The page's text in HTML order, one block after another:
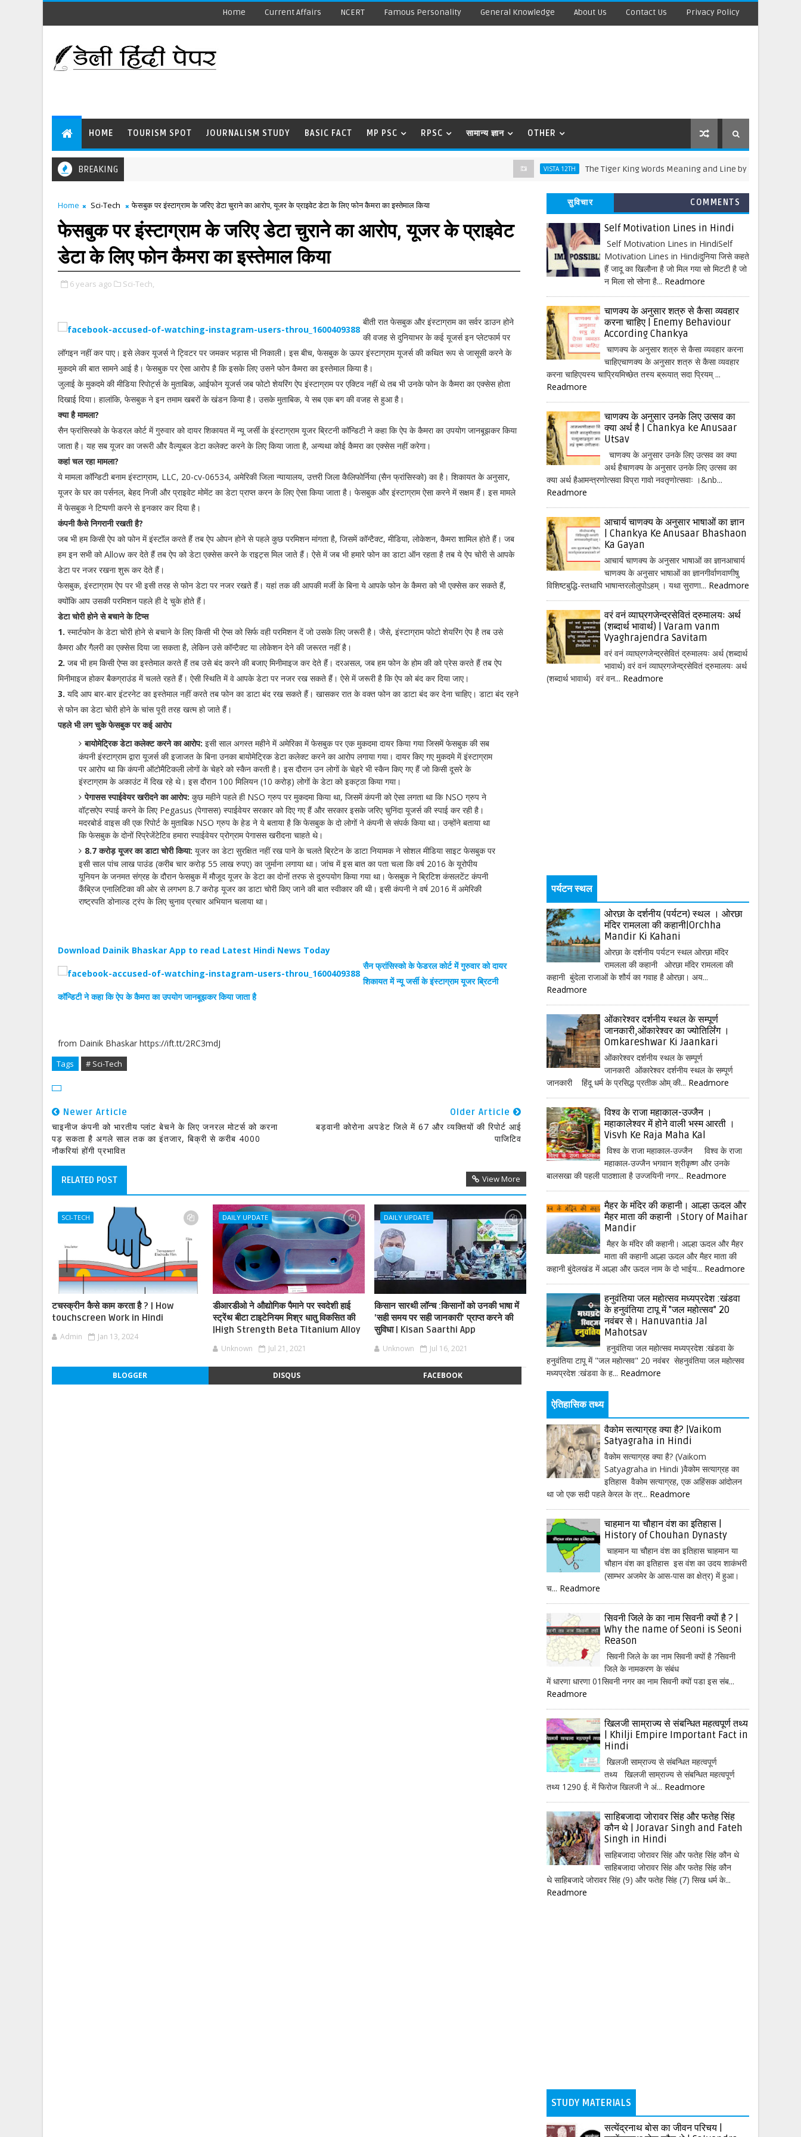
Home Current Affairs NCERT Famous Personality General Knowledge About Us Contact Us Privacy Policy
HOME TOURISM SPOT JOURNALISM STUDY BASIC FACT MP PSC RPSC सामान्य ज्ञान OTHER
BREAKING VISTA 12TH The Tiger King Words Meaning and Line by Line Translation
Home Sci-Tech फेसबुक पर इंस्टाग्राम के जरिए डेटा चुराने का आरोप, यूजर के प्राइवेट डेटा के लिए फोन कैमरा का इस्तेमाल किया
फेसबुक पर इंस्टाग्राम के जरिए डेटा चुराने का आरोप, यूजर के प्राइवेट
डेटा के लिए फोन कैमरा का इस्तेमाल किया
6 years ago Sci-Tech,
बीती रात फेसबुक और इंस्टाग्राम का सर्वर डाउन होने
की वजह से दुनियाभर के कई यूजर्स इन प्लेटफार्म पर
लॉगइन नहीं कर पाए। इसे लेकर यूजर्स ने ट्विटर पर जमकर भड़ास भी निकाली। इस बीच, फेसबुक के ऊपर इंस्टाग्राम यूजर्स की कथित रूप से जासूसी करने के
मुकदमे की बात सामने आई है। फेसबुक पर ऐसा आरोप है कि इसके लिए उसने फोन कैमरा का इस्तेमाल किया है।
जुलाई के मुकदमे की मीडिया रिपोर्ट्स के मुताबिक, आईफोन यूजर्स जब फोटो शेयरिंग ऐप इंस्टाग्राम पर एक्टिव नहीं थे तब भी उनके फोन के कैमरा का एक्सेस होता
दिखाई दिया। हालांकि, फेसबुक ने इन तमाम खबरों के खंडन किया है। उसके मुताबिक, ये सब एक बग की वजह से हुआ है।
क्या है मामला?
सैन फ्रांसिस्को के फेडरल कोर्ट में गुरुवार को दायर शिकायत में न्यू जर्सी के इंस्टाग्राम यूजर ब्रिटनी कॉन्डिटी ने कहा कि ऐप के कैमरा का उपयोग जानबूझकर किया
जाता है। यह सब यूजर का जरूरी और वैल्यूबल डेटा कलेक्ट करने के लिए किया जाता है, अन्यथा कोई कैमरा का एक्सेस नहीं करेगा।
कहां चल रहा मामला?
ये मामला कॉन्डिटी बनाम इंस्टाग्राम, LLC, 20-cv-06534, अमेरिकी जिला न्यायालय, उत्तरी जिला कैलिफोर्निया (सैन फ्रांसिस्को) का है। शिकायत के अनुसार,
यूजर के घर का पर्सनल, बेहद निजी और प्राइवेट मोमेंट का डेटा प्राप्त करन के लिए ऐसा किया जाता है। फेसबुक और इंस्टाग्राम ऐसा करने में सक्षम हैं। इस मामले
में फेसबुक ने टिप्पणी करने से इनकार कर दिया है।
कंपनी कैसे निगरानी रखती है?
जब भी हम किसी ऐप को फोन में इंस्टॉल करते हैं तब ऐप ओपन होने से पहले कुछ परमिशन मांगता है, जिसमें कॉन्टैक्ट, मीडिया, लोकेशन, कैमरा शामिल होते हैं। जब
हम इन सभी को Allow कर देते हैं तब ऐप को डेटा एक्सेस करने के राइट्स मिल जाते हैं। ऐसे में जब भी हमारे फोन का डाटा ऑन रहता है तब ये ऐप चोरी से आपके
डेटा पर नजर रखना शुरू कर देते हैं।
फेसबुक, इंस्टाग्राम ऐप पर भी इसी तरह से फोन डेटा पर नजर रखते हैं। यहां तक की आपकी मर्जी के बिना ये आपके फोन के कैमरा को भी एक्सेस कर सकते हैं,
क्योंकि आप उसकी परमिशन पहले ही दे चुके होते हैं।
डेटा चोरी होने से बचाने के टिप्स
1. स्मार्टफोन के डेटा चोरी होने से बचाने के लिए किसी भी ऐप्स को सिर्फ वही परमिशन दें जो उसके लिए जरूरी है। जैसे, इंस्टाग्राम फोटो शेयरिंग ऐप है तब उसे
कैमरा और गैलरी का एक्सेस दिया जा सकता है, लेकिन उसे कॉन्टैक्ट या लोकेशन देने की जरूरत नहीं है।
2. जब भी हम किसी ऐप्स का इस्तेमाल करते हैं तब उसे बंद करने की बजाए मिनीमाइज कर देते हैं। दरअसल, जब हम फोन के होम की को प्रेस करते हैं तब ऐप
मिनीमाइज होकर बैकग्राउंड में चलते रहते हैं। ऐसी स्थिति में वे आपके डेटा पर नजर रख सकते हैं। ऐसे में जरूरी है कि ऐप को बंद कर दिया जाए।
3. यदि आप बार-बार इंटरनेट का इस्तेमाल नहीं करते तब फोन का डाटा बंद रख सकते हैं। खासकर रात के वक्त फोन का डाटा बंद कर देना चाहिए। डाटा बंद रहने
से फोन का डेटा चोरी होने के चांस पूरी तरह खत्म हो जाते हैं।
पहले भी लग चुके फेसबुक पर कई आरोप
बायोमेट्रिक डेटा कलेक्ट करने का आरोप: इसी साल अगस्त महीने में अमेरिका में फेसबुक पर एक मुकदमा दायर किया गया जिसमें फेसबुक की सब
कंपनी इंस्टाग्राम द्वारा यूजर्स की इजाजत के बिना उनका बायोमेट्रिक डेटा कलेक्ट करने का आरोप लगाया गया। दायर किए गए मुकदमे में इंस्टाग्राम
पर आरोप था कि कंपनी ऑटोमैटिकली लोगों के चेहरे को स्कैन करती है। इस दौरान उन लोगों के चेहरे भी स्कैन किए गए हैं जो किसी दूसरे के
इंस्टाग्राम के अकाउंट में दिख रहे थे। इस दौरान 100 मिलियन (10 करोड़) लोगों के डेटा को इकट्ठा किया गया।
पेगासस स्पाईवेयर खरीदने का आरोप: कुछ महीने पहले ही NSO ग्रुप पर मुकदमा किया था, जिसमें कंपनी को ऐसा लगता था कि NSO ग्रुप ने
वॉट्सऐप स्पाई करने के लिए Pegasus (पेगासस) स्पाईवेयर सरकार को दिए गए हैं और सरकार इसके जरिए चुनिंदा यूजर्स की स्पाई कर रही है।
मदरबोर्ड वाइस की एक रिपोर्ट के मुताबिक NSO ग्रुप के हेड ने ये बताया है कि फेसबुक के दो लोगों ने कंपनी से संपर्क किया था। उन्होंने बताया था
कि फेसबुक के दोनों रिप्रेजेंटेटिव हमारा स्पाईवेयर प्रोग्राम पेगासस खरीदना चाहते थे।
8.7 करोड़ यूजर का डाटा चोरी किया: यूजर का डेटा सुरक्षित नहीं रख पाने के चलते ब्रिटेन के डाटा नियामक ने सोशल मीडिया साइट फेसबुक पर
इसी साल पांच लाख पाउंड (करीब चार करोड़ 55 लाख रुपए) का जुर्माना लगाया था। जांच में इस बात का पता चला कि वर्ष 2016 के यूरोपीय
यूनियन के जनमत संग्रह के दौरान फेसबुक में मौजूद यूजर के डेटा का दोनों तरफ से दुरुपयोग किया गया था। फेसबुक ने ब्रिटिश कंसलटेंट कंपनी
कैंब्रिज एनालिटिका की ओर से लगभग 8.7 करोड़ यूजर का डाटा चोरी किए जाने की बात स्वीकार की थी। इसी कंपनी ने वर्ष 2016 में अमेरिकी
राष्ट्रपति डोनाल्ड ट्रंप के लिए चुनाव प्रचार अभियान चलाया था।
Download Dainik Bhaskar App to read Latest Hindi News Today
सैन फ्रांसिस्को के फेडरल कोर्ट में गुरुवार को दायर
शिकायत में न्यू जर्सी के इंस्टाग्राम यूजर ब्रिटनी
कॉन्डिटी ने कहा कि ऐप के कैमरा का उपयोग जानबूझकर किया जाता है
from Dainik Bhaskar https://ift.tt/2RC3mdJ
Tags # Sci-Tech
Newer Article
चाइनीज कंपनी को भारतीय प्लांट बेचने के लिए जनरल मोटर्स को करना
पड़ सकता है अगले साल तक का इंतजार, बिक्री से करीब 4000
नौकरियां होंगी प्रभावित
Older Article
बड़वानी कोरोना अपडेट जिले में 67 और व्यक्तियों की रिपोर्ट आई
पाजिटिव
RELATED POST View More
SCI-TECH
टचस्क्रीन कैसे काम करता है ? | How
touchscreen Work in Hindi
Admin Jan 13, 2024
DAILY UPDATE
डीआरडीओ ने औद्योगिक पैमाने पर स्वदेशी हाई
स्ट्रेंथ बीटा टाइटेनियम मिश्र धातु विकसित की
|High Strength Beta Titanium Alloy
Unknown Jul 21, 2021
DAILY UPDATE
किसान सारथी लॉन्च :किसानों को उनकी भाषा में
'सही समय पर सही जानकारी' प्राप्त करने की
सुविधा | Kisan Saarthi App
Unknown Jul 16, 2021
BLOGGER DISQUS FACEBOOK
सुविचार COMMENTS
Self Motivation Lines in Hindi
Self Motivation Lines in HindiSelf
Motivation Lines in Hindiदुनिया जिसे कहते
हैं जादू का खिलौना है जो मिल गया सो मिटटी है जो
न मिला सो सोना है... Readmore
चाणक्य के अनुसार शत्रु से कैसा व्यवहार
करना चाहिए | Enemy Behaviour
According Chankya
चाणक्य के अनुसार शत्रु से कैसा व्यवहार करना
चाहिएचाणक्य के अनुसार शत्रु से कैसा व्यवहार
करना चाहिएयस्य चाप्रियमिच्छेत तस्य ब्रूयात् सदा प्रियम् ...
Readmore
चाणक्य के अनुसार उनके लिए उत्सव का
क्या अर्थ है | Chankya ke Anusaar
Utsav
चाणक्य के अनुसार उनके लिए उत्सव का क्या
अर्थ हैचाणक्य के अनुसार उनके लिए उत्सव का
क्या अर्थ हैआमन्त्रणोत्सवा विप्रा गावो नवतृणोत्सवाः ।&nb...
Readmore
आचार्य चाणक्य के अनुसार भाषाओं का ज्ञान
| Chankya Ke Anusaar Bhashaon
Ka Gayan
आचार्य चाणक्य के अनुसार भाषाओं का ज्ञानआचार्य
चाणक्य के अनुसार भाषाओं का ज्ञानगीर्वाणवाणीषु
विशिष्टबुद्धि-स्तथापि भाषान्तरलोलुपोऽहम् । यथा सुराणा... Readmore
वरं वनं व्याघ्रगजेन्द्रसेवितं द्रुमालयः अर्थ
(शब्दार्थ भावार्थ) | Varam vanm
Vyaghrajendra Savitam
वरं वनं व्याघ्रगजेन्द्रसेवितं द्रुमालयः अर्थ (शब्दार्थ
भावार्थ) वरं वनं व्याघ्रगजेन्द्रसेवितं द्रुमालयः अर्थ
(शब्दार्थ भावार्थ) वरं वन... Readmore
पर्यटन स्थल
ओरछा के दर्शनीय (पर्यटन) स्थल । ओरछा
मंदिर रामलला की कहानी|Orchha
Mandir Ki Kahani
ओरछा के दर्शनीय पर्यटन स्थल ओरछा मंदिर
रामलला की कहानी ओरछा मंदिर रामलला की
कहानी बुंदेला राजाओं के शौर्य का गवाह है ओरछा। अय...
Readmore
ओंकारेश्वर दर्शनीय स्थल के सम्पूर्ण
जानकारी,ओंकारेश्वर का ज्योतिर्लिंग ।
Omkareshwar Ki Jaankari
ओंकारेश्वर दर्शनीय स्थल के सम्पूर्ण
जानकारी ओंकारेश्वर दर्शनीय स्थल के सम्पूर्ण
जानकारी हिंदू धर्म के प्रसिद्ध प्रतीक ओम् की... Readmore
विश्व के राजा महाकाल-उज्जैन ।
महाकालेश्वर में होने वाली भस्म आरती ।
Visvh Ke Raja Maha Kal
विश्व के राजा महाकाल-उज्जैन विश्व के राजा
महाकाल-उज्जैन भगवान श्रीकृष्ण और उनके
बालसखा की पहली पाठशाला है उज्जयिनी नगर... Readmore
मैहर के मंदिर की कहानी। आल्हा ऊदल और
मैहर माता की कहानी ।Story of Maihar
Mandir
मैहर के मंदिर की कहानी। आल्हा ऊदल और मैहर
माता की कहानी आल्हा ऊदल और मैहर माता की
कहानी बुंदेलखंड में आल्हा और ऊदल नाम के दो भाईय... Readmore
हनुवंतिया जल महोत्सव मध्यप्रदेश :खंडवा
के हनुवंतिया टापू में "जल महोत्सव" 20
नवंबर से। Hanuvantia Jal
Mahotsav
हनुवंतिया जल महोत्सव मध्यप्रदेश :खंडवा के
हनुवंतिया टापू में "जल महोत्सव" 20 नवंबर सेहनुवंतिया जल महोत्सव
मध्यप्रदेश :खंडवा के ह... Readmore
ऐतिहासिक तथ्य
वैकोम सत्याग्रह क्या है? |Vaikom
Satyagraha in Hindi
वैकोम सत्याग्रह क्या है? (Vaikom
Satyagraha in Hindi )वैकोम सत्याग्रह का
इतिहास वैकोम सत्याग्रह, एक अहिंसक आंदोलन
था जो एक सदी पहले केरल के त्र... Readmore
चाहमान या चौहान वंश का इतिहास |
History of Chouhan Dynasty
चाहमान या चौहान वंश का इतिहास चाहमान या
चौहान वंश का इतिहास इस वंश का उदय शाकंभरी
(साम्भर अजमेर के आस-पास का क्षेत्र) में हुआ।
च... Readmore
सिवनी जिले के का नाम सिवनी क्यों है ? |
Why the name of Seoni is Seoni
Reason
सिवनी जिले के का नाम सिवनी क्यों है ?सिवनी
जिले के नामकरण के संबंध
में धारणा धारणा 01सिवनी नगर का नाम सिवनी क्यों पडा इस संब...
Readmore
खिलजी साम्राज्य से संबन्धित महत्वपूर्ण तथ्य
| Khilji Empire Important Fact in
Hindi
खिलजी साम्राज्य से संबन्धित महत्वपूर्ण
तथ्य खिलजी साम्राज्य से संबन्धित महत्वपूर्ण
तथ्य 1290 ई. में फिरोज खिलजी ने अं... Readmore
साहिबजादा जोरावर सिंह और फतेह सिंह
कौन थे | Joravar Singh and Fateh
Singh in Hindi
साहिबजादा जोरावर सिंह और फतेह सिंह कौन थे
साहिबजादा जोरावर सिंह और फतेह सिंह कौन
थे साहिबजादे जोरावर सिंह (9) और फतेह सिंह (7) सिख धर्म के...
Readmore
STUDY MATERIALS
सत्येंद्रनाथ बोस का जीवन परिचय |